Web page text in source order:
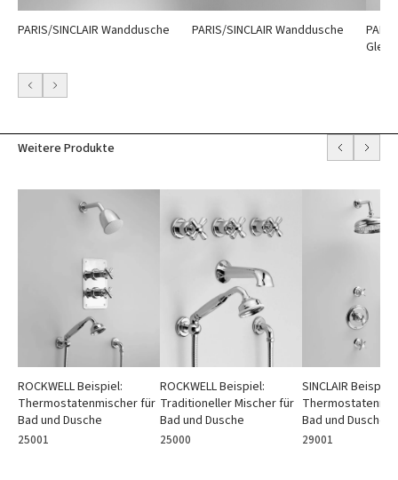
PARIS/SINCLAIR Wanddusche PARIS/SINCLAIR Wanddusche
Weitere Produkte
ROCKWELL Beispiel:
Thermostatenmischer für
Bad und Dusche
25001
ROCKWELL Beispiel:
Traditioneller Mischer für
Bad und Dusche
25000
SINCLAIR Beispiel:
Bad und Dusche
29001